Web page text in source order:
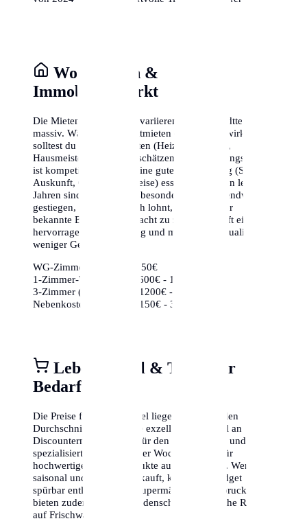
Wohnkosten &
Immobilienmarkt
Die Mieten in Innsbruck variieren je nach Stadtteil
massiv. Während die Kaltmieten oft moderat wirken,
solltest du die Nebenkosten (Heizung, Wasser,
Hausmeister) nicht unterschätzen. Der Wohnungsmarkt
ist kompetitiv, daher ist eine gute Vorbereitung (Schufa-
Auskunft, Gehaltsnachweise) essenziell. In den letzten
Jahren sind die Preise insbesondere in den Trendvierteln
gestiegen, weshalb es sich lohnt, auch weniger
bekannte Bezirke in Betracht zu ziehen, die oft eine
hervorragende Anbindung und mehr Lebensqualität für
weniger Geld bieten.
WG-Zimmer:
ca. 350€ - 650€
1-Zimmer-Wohnung:
ca. 600€ - 1000€
3-Zimmer (Zentrum):
ca. 1200€ - 2000€
Nebenkosten (85m²):
ca. 150€ - 350€
Lebensmittel & Täglicher
Bedarf
Die Preise für Lebensmittel liegen im nationalen
Durchschnitt. Es gibt eine exzellente Auswahl an
Discountern (Aldi, Lidl) für den Grundbedarf und
spezialisierte Bioläden oder Wochenmärkte für
hochwertige frische Produkte aus der Region. Wer
saisonal und regional einkauft, kann sein Budget
spürbar entlasten. Viele Supermärkte in Innsbruck
bieten zudem kurz vor Ladenschluss erhebliche Rabatte
auf Frischwaren an.